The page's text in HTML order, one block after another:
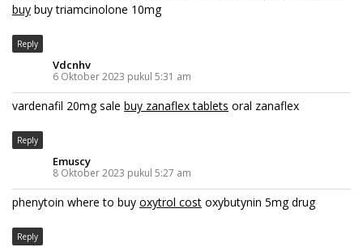
buy buy triamcinolone 10mg
Reply
Vdcnhv
6 Oktober 2023 pukul 5:31 am
vardenafil 20mg sale buy zanaflex tablets oral zanaflex
Reply
Emuscy
8 Oktober 2023 pukul 5:27 am
phenytoin where to buy oxytrol cost oxybutynin 5mg drug
Reply